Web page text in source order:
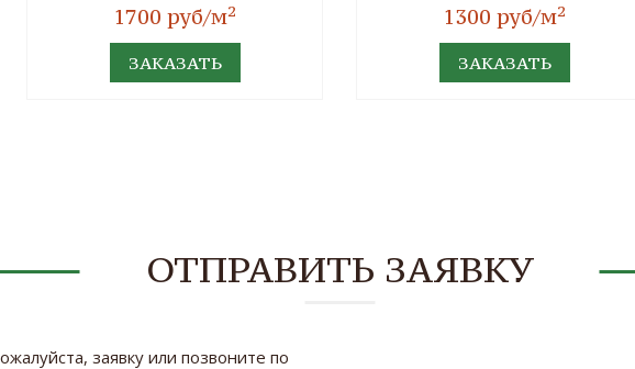
1700 руб/м2
ЗАКАЗАТЬ
1300 руб/м2
ЗАКАЗАТЬ
ОТПРАВИТЬ ЗАЯВКУ
заявку или позвоните по